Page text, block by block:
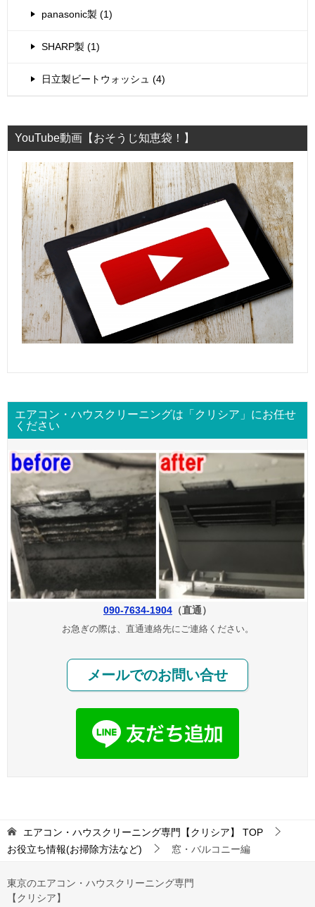
panasonic製 (1)
SHARP製 (1)
日立製ビートウォッシュ (4)
YouTube動画【おそうじ知恵袋！】
エアコン・ハウスクリーニングは「クリシア」にお任せ
ください
090-7634-1904 （直通）
お急ぎの際は、直通連絡先にご連絡ください。
メールでのお問い合せ
エアコン・ハウスクリーニング専門【クリシア】
TOP
お役立ち情報(お掃除方法など)
窓・バルコニー編
東京のエアコン・ハウスクリーニング専門
【クリシア】